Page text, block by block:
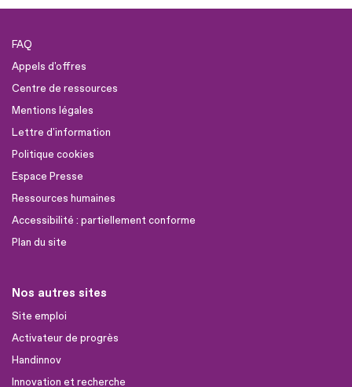
FAQ
Appels d'offres
Centre de ressources
Mentions légales
Lettre d'information
Politique cookies
Espace Presse
Ressources humaines
Accessibilité : partiellement conforme
Plan du site
Nos autres sites
Site emploi
Activateur de progrès
Handinnov
Innovation et recherche